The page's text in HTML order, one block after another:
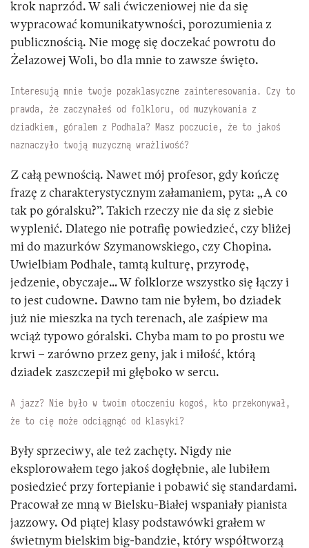
krok naprzód. W sali ćwiczeniowej nie da się
wypracować komunikatywności, porozumienia z
publicznością. Nie mogę się doczekać powrotu do
Żelazowej Woli, bo dla mnie to zawsze święto.
Interesują mnie twoje pozaklasyczne zainteresowania. Czy to
prawda, że zaczynałeś od folkloru, od muzykowania z
dziadkiem, góralem z Podhala? Masz poczucie, że to jakoś
naznaczyło twoją muzyczną wrażliwość?
Z całą pewnością. Nawet mój profesor, gdy kończę
frazę z charakterystycznym załamaniem, pyta: „A co
tak po góralsku?”. Takich rzeczy nie da się z siebie
wyplenić. Dlatego nie potrafię powiedzieć, czy bliżej
mi do mazurków Szymanowskiego, czy Chopina.
Uwielbiam Podhale, tamtą kulturę, przyrodę,
jedzenie, obyczaje… W folklorze wszystko się łączy i
to jest cudowne. Dawno tam nie byłem, bo dziadek
już nie mieszka na tych terenach, ale zaśpiew ma
wciąż typowo góralski. Chyba mam to po prostu we
krwi – zarówno przez geny, jak i miłość, którą
dziadek zaszczepił mi głęboko w sercu.
A jazz? Nie było w twoim otoczeniu kogoś, kto przekonywał,
że to cię może odciągnąć od klasyki?
Były sprzeciwy, ale też zachęty. Nigdy nie
eksplorowałem tego jakoś dogłębnie, ale lubiłem
posiedzieć przy fortepianie i pobawić się standardami.
Pracował ze mną w Bielsku-Białej wspaniały pianista
jazzowy. Od piątej klasy podstawówki grałem w
świetnym bielskim big-bandzie, który współtworzą